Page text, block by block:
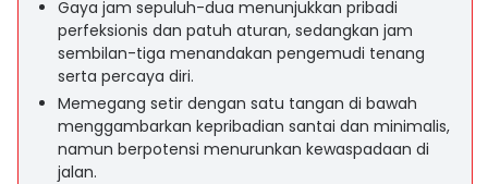
Gaya jam sepuluh-dua menunjukkan pribadi
perfeksionis dan patuh aturan, sedangkan jam
sembilan-tiga menandakan pengemudi tenang
serta percaya diri.
Memegang setir dengan satu tangan di bawah
menggambarkan kepribadian santai dan minimalis,
namun berpotensi menurunkan kewaspadaan di
jalan.